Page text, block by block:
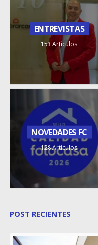
ENTREVISTAS
153 Artículos
NOVEDADES FC
128 Artículos
POST RECIENTES